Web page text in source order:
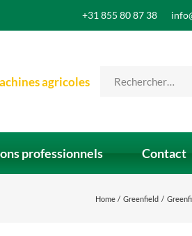
+31 855 80 87 38
agricoles
professionnels Contact
Home Greenfield